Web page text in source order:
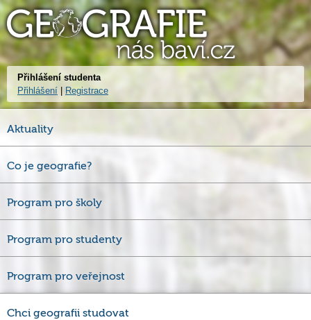
Přihlášení studenta
Přihlášení
Registrace
Aktuality
Co je geografie?
Program pro školy
Program pro studenty
Program pro veřejnost
Chci geografii studovat